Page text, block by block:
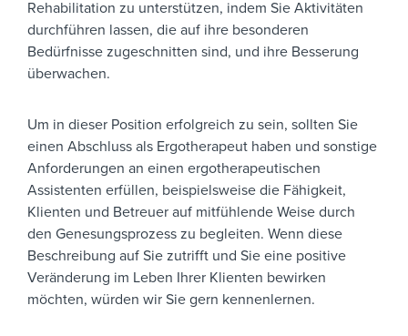
Rehabilitation zu unterstützen, indem Sie Aktivitäten
durchführen lassen, die auf ihre besonderen
Bedürfnisse zugeschnitten sind, und ihre Besserung
überwachen.
Um in dieser Position erfolgreich zu sein, sollten Sie
einen Abschluss als Ergotherapeut haben und sonstige
Anforderungen an einen ergotherapeutischen
Assistenten erfüllen, beispielsweise die Fähigkeit,
Klienten und Betreuer auf mitfühlende Weise durch
den Genesungsprozess zu begleiten. Wenn diese
Beschreibung auf Sie zutrifft und Sie eine positive
Veränderung im Leben Ihrer Klienten bewirken
möchten, würden wir Sie gern kennenlernen.